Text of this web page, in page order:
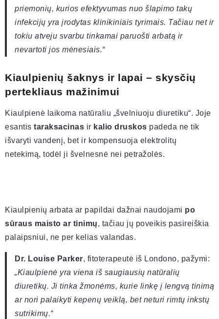
priemonių, kurios efektyvumas nuo šlapimo takų
infekcijų yra įrodytas klinikiniais tyrimais. Tačiau net ir
tokiu atveju svarbu tinkamai paruošti arbatą ir
nevartoti jos mėnesiais.“
Kiaulpienių šaknys ir lapai – skysčių
pertekliaus mažinimui
Kiaulpienė laikoma natūraliu „švelniuoju diuretiku“. Joje
esantis taraksacinas ir kalio druskos padeda ne tik
išvaryti vandenį, bet ir kompensuoja elektrolitų
netekimą, todėl ji švelnesnė nei petražolės.
Kiaulpienių arbata ar papildai dažnai naudojami po
sūraus maisto ar tinimų, tačiau jų poveikis pasireiškia
palaipsniui, ne per kelias valandas.
Dr. Louise Parker, fitoterapeutė iš Londono, pažymi:
„Kiaulpienė yra viena iš saugiausių natūralių
diuretikų. Ji tinka žmonėms, kurie linkę į lengvą tinimą
ar nori palaikyti kepenų veiklą, bet neturi rimtų inkstų
sutrikimų.“